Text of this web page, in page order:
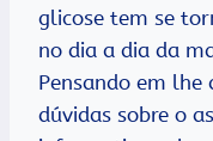
glicose tem se
no dia a dia da
Pensando em
dúvidas sobre o